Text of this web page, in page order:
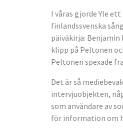
I våras gjorde Yle
finlandssvenska
päiväkirja:
klipp på Peltonen
Peltonen spexade
Det är så
intervjuobjekten,
som användare av
för information om